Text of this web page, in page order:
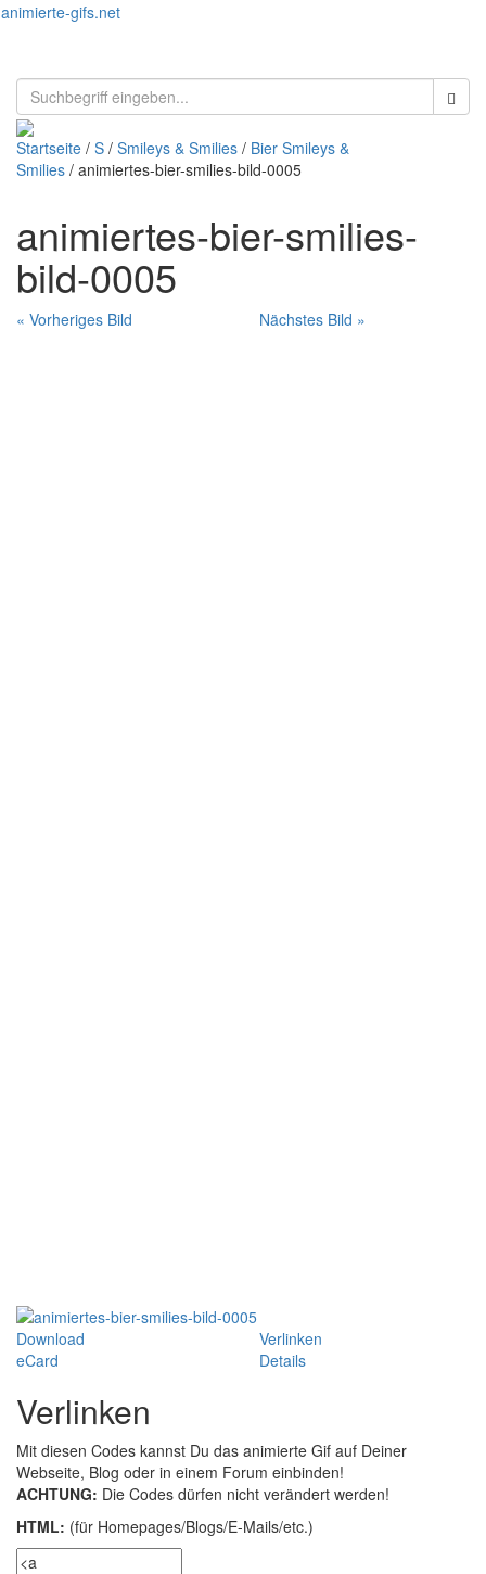
animierte-gifs.net
Startseite / S / Smileys & Smilies / Bier Smileys &
Smilies / animiertes-bier-smilies-bild-0005
animiertes-bier-smilies-
bild-0005
« Vorheriges Bild Nächstes Bild »
Download
Verlinken
eCard
Details
Verlinken
Mit diesen Codes kannst Du das animierte Gif auf Deiner
Webseite, Blog oder in einem Forum einbinden!
ACHTUNG: Die Codes dürfen nicht verändert werden!
HTML: (für Homepages/Blogs/E-Mails/etc.)